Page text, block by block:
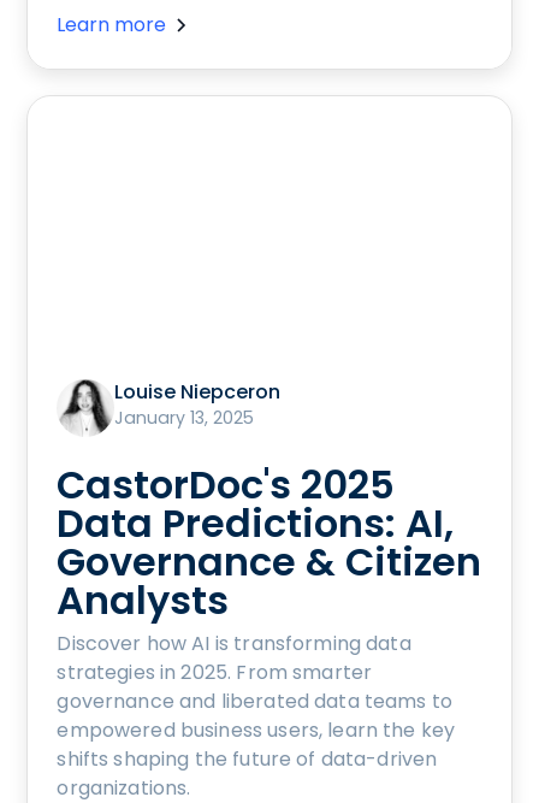
Learn more
Louise Niepceron
January 13, 2025
CastorDoc's 2025
Data Predictions: AI,
Governance & Citizen
Analysts
Discover how AI is transforming data
strategies in 2025. From smarter
governance and liberated data teams to
empowered business users, learn the key
shifts shaping the future of data-driven
organizations.